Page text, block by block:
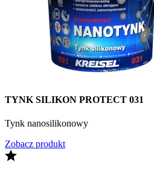
TYNK SILIKON PROTECT 031
Tynk nanosilikonowy
Zobacz produkt